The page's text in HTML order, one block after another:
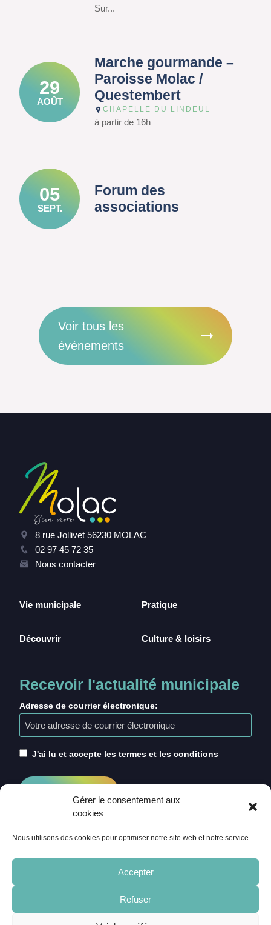
Gérer le consentement aux
cookies
Nous utilisons des cookies pour optimiser notre site web et notre service.
Accepter
Refuser
Sur...
29
AOÛT
Marche gourmande –
Paroisse Molac /
Questembert
CHAPELLE DU LINDEUL
à partir de 16h
05
SEPT.
Forum des
associations
Voir tous les
événements
8 rue Jollivet 56230 MOLAC
02 97 45 72 35
Nous contacter
Vie municipale
Découvrir
Pratique
Culture & loisirs
Recevoir l'actualité municipale
Adresse de courrier électronique:
J'ai lu et accepte les termes et les conditions
CRÉDITS
MENTIONS LÉGALES